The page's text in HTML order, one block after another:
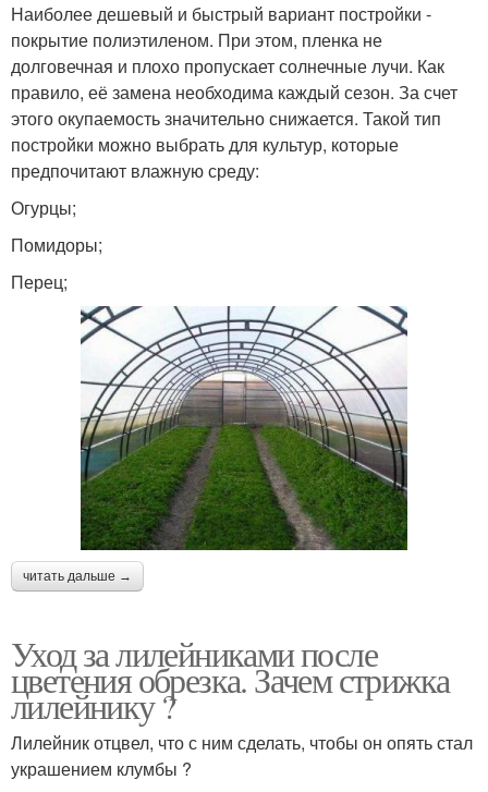
Наиболее дешевый и быстрый вариант постройки -
покрытие полиэтиленом. При этом, пленка не
долговечная и плохо пропускает солнечные лучи. Как
правило, её замена необходима каждый сезон. За счет
этого окупаемость значительно снижается. Такой тип
постройки можно выбрать для культур, которые
предпочитают влажную среду:
Огурцы;
Помидоры;
Перец;
читать дальше →
Уход за лилейниками после
цветения обрезка. Зачем стрижка
лилейнику ?
Лилейник отцвел, что с ним сделать, чтобы он опять стал
украшением клумбы ?